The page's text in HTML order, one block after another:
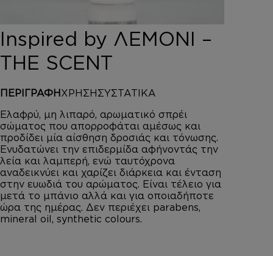
AUSTRALIAN GOLD
HOROMIA
SPECIAL OFFERS
ΚΑΛΑΘΙ
Inspired by ΛΕΜΟΝΙ –
THE SCENT
ΠΕΡΙΓΡΑΦΗ ΧΡΗΣΗ ΣΥΣΤΑΤΙΚΑ
Ελαφρύ, μη λιπαρό, αρωματικό σπρέι
σώματος που απορροφάται αμέσως και
προδίδει μία αίσθηση δροσιάς και τόνωσης.
Ενυδατώνει την επιδερμίδα αφήνοντάς την
λεία και λαμπερή, ενώ ταυτόχρονα
αναδεικνύει και χαρίζει διάρκεια και ένταση
στην ευωδιά του αρώματος. Είναι τέλειο για
μετά το μπάνιο αλλά και για οποιαδήποτε
ώρα της ημέρας. Δεν περιέχει parabens,
mineral oil, synthetic colours.